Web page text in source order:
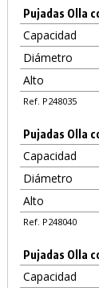
Pujadas Olla
Capacidad
Diámetro
Alto
Ref. P248035
Pujadas Olla
Capacidad
Diámetro
Alto
Ref. P248040
Pujadas Olla
Capacidad